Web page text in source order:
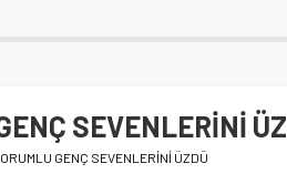
SEVENLERİNİ
GENÇ SEVENLERİNİ ÜZDÜ